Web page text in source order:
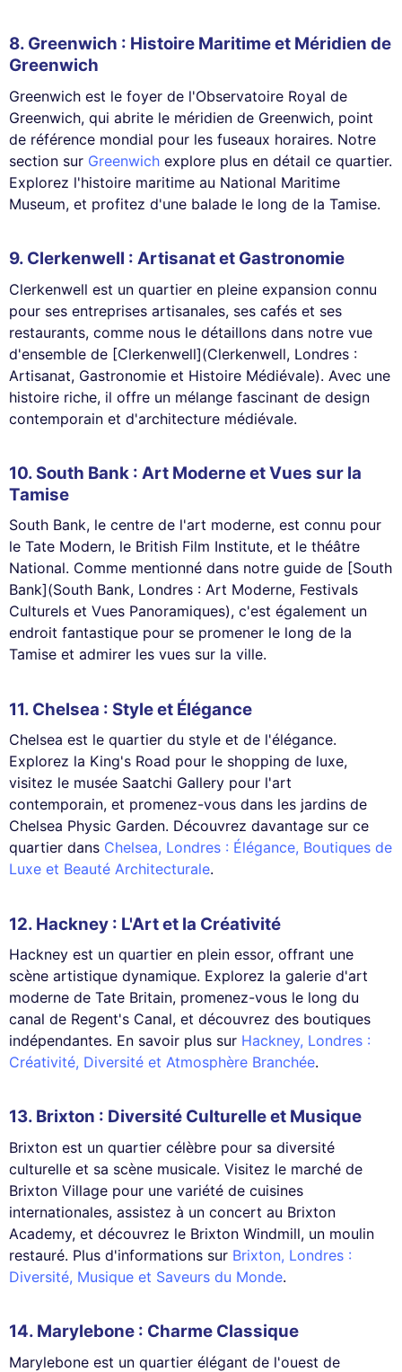
8. Greenwich : Histoire Maritime et Méridien de
Greenwich
Greenwich est le foyer de l'Observatoire Royal de
Greenwich, qui abrite le méridien de Greenwich, point
de référence mondial pour les fuseaux horaires. Notre
section sur Greenwich explore plus en détail ce quartier.
Explorez l'histoire maritime au National Maritime
Museum, et profitez d'une balade le long de la Tamise.
9. Clerkenwell : Artisanat et Gastronomie
Clerkenwell est un quartier en pleine expansion connu
pour ses entreprises artisanales, ses cafés et ses
restaurants, comme nous le détaillons dans notre vue
d'ensemble de [Clerkenwell](Clerkenwell, Londres :
Artisanat, Gastronomie et Histoire Médiévale). Avec une
histoire riche, il offre un mélange fascinant de design
contemporain et d'architecture médiévale.
10. South Bank : Art Moderne et Vues sur la
Tamise
South Bank, le centre de l'art moderne, est connu pour
le Tate Modern, le British Film Institute, et le théâtre
National. Comme mentionné dans notre guide de [South
Bank](South Bank, Londres : Art Moderne, Festivals
Culturels et Vues Panoramiques), c'est également un
endroit fantastique pour se promener le long de la
Tamise et admirer les vues sur la ville.
11. Chelsea : Style et Élégance
Chelsea est le quartier du style et de l'élégance.
Explorez la King's Road pour le shopping de luxe,
visitez le musée Saatchi Gallery pour l'art
contemporain, et promenez-vous dans les jardins de
Chelsea Physic Garden. Découvrez davantage sur ce
quartier dans Chelsea, Londres : Élégance, Boutiques de
Luxe et Beauté Architecturale.
12. Hackney : L'Art et la Créativité
Hackney est un quartier en plein essor, offrant une
scène artistique dynamique. Explorez la galerie d'art
moderne de Tate Britain, promenez-vous le long du
canal de Regent's Canal, et découvrez des boutiques
indépendantes. En savoir plus sur Hackney, Londres :
Créativité, Diversité et Atmosphère Branchée.
13. Brixton : Diversité Culturelle et Musique
Brixton est un quartier célèbre pour sa diversité
culturelle et sa scène musicale. Visitez le marché de
Brixton Village pour une variété de cuisines
internationales, assistez à un concert au Brixton
Academy, et découvrez le Brixton Windmill, un moulin
restauré. Plus d'informations sur Brixton, Londres :
Diversité, Musique et Saveurs du Monde.
14. Marylebone : Charme Classique
Marylebone est un quartier élégant de l'ouest de